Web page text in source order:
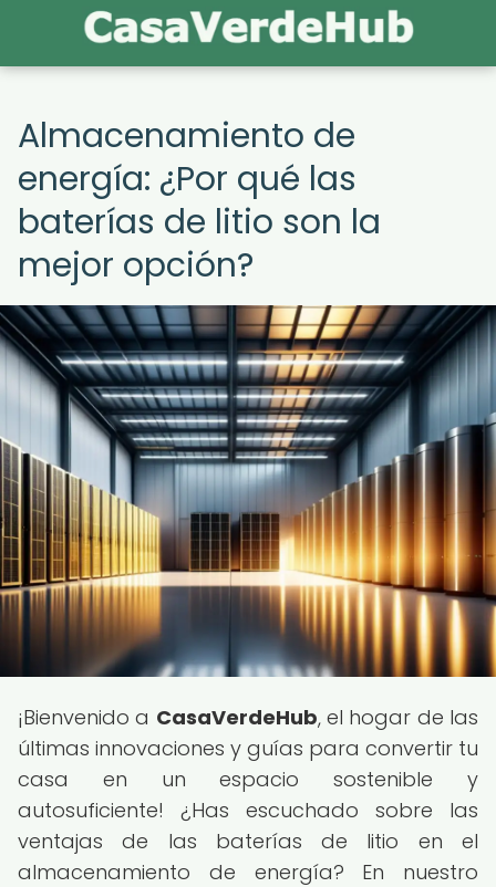
Almacenamiento de
energía: ¿Por qué las
baterías de litio son la
mejor opción?
¡Bienvenido a CasaVerdeHub, el hogar de las
últimas innovaciones y guías para convertir tu
casa en un espacio sostenible y
autosuficiente! ¿Has escuchado sobre las
ventajas de las baterías de litio en el
almacenamiento de energía? En nuestro